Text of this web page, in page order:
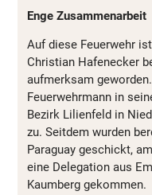
Enge Zusammenarbeit
Auf diese Feuerwehr
Christian Hafenecker
aufmerksam
Feuerwehrmann in
Bezirk Lilienfeld in
zu. Seitdem wurden
Paraguay geschickt,
eine Delegation aus
Kaumberg gekommen.